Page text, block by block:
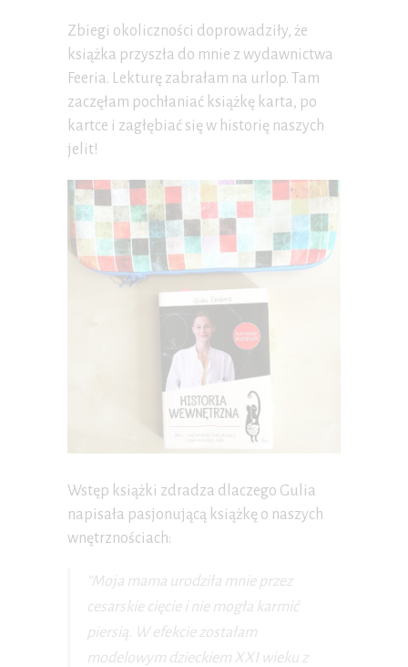
Zbiegi okoliczności doprowadziły, że
książka przyszła do mnie z wydawnictwa
Feeria. Lekturę zabrałam na urlop. Tam
zaczęłam pochłaniać książkę karta, po
kartce i zagłębiać się w historię naszych
jelit!
Wstęp książki zdradza dlaczego Gulia
napisała pasjonującą książkę o naszych
wnętrznościach:
“Moja mama urodziła mnie przez
cesarskie cięcie i nie mogła karmić
piersią. W efekcie zostałam
modelowym dzieckiem XXI wieku z